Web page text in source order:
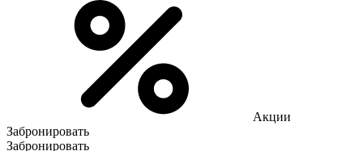
Акции
Забронировать
Забронировать